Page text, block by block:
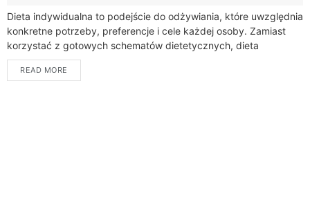
Dieta indywidualna to podejście do odżywiania, które uwzględnia
konkretne potrzeby, preferencje i cele każdej osoby. Zamiast
korzystać z gotowych schematów dietetycznych, dieta
indywidualna jest opracowywana na podstawie informacji na
temat...
READ MORE